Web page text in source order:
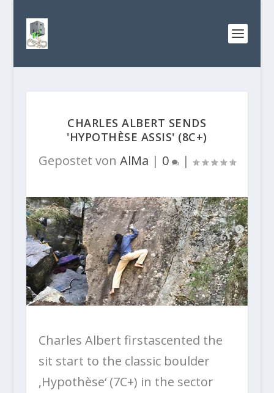
CHARLES ALBERT SENDS
'HYPOTHÈSE ASSIS' (8C+)
Gepostet von AlMa | 0 |
Charles Albert firstascented the
sit start to the classic boulder
‚Hypothèse‘ (7C+) in the sector